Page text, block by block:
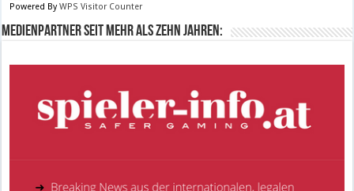
Powered ByWPS Visitor Counter
Medienpartner seit mehr als zehn Jahren: